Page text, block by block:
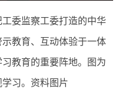
委监察工委打造的中华
教育、互动体验于一体
教育的重要阵地。图为
习。资料图片